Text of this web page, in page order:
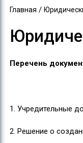
Главная /
Перечень
1. Учредительные
2. Решение о